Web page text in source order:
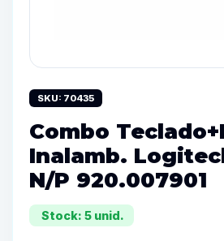
SKU: 70435
Combo
Inalamb.
N/P 920.007901
Stock: 5 unid.